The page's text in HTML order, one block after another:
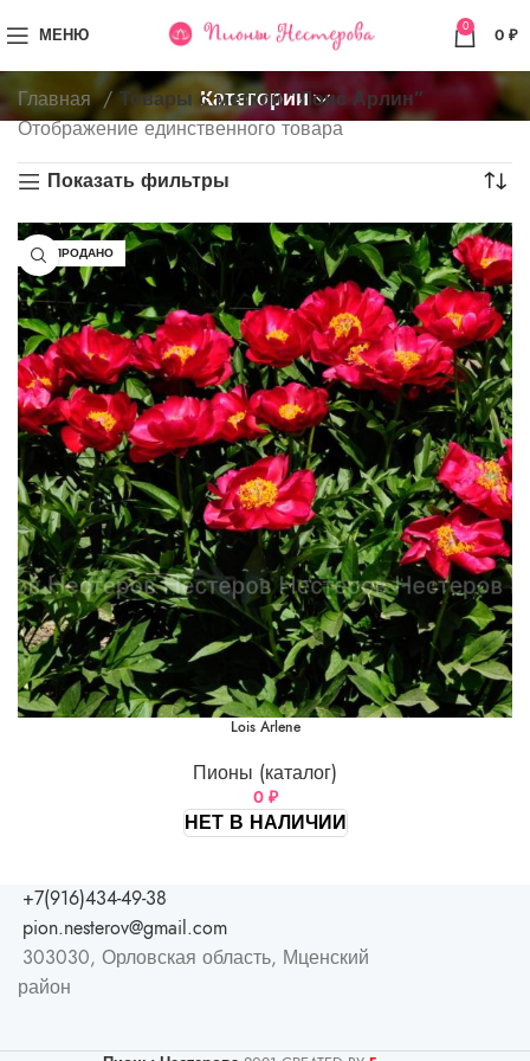
МЕНЮ 0 0 ₽
Категории
Главная
Товары с меткой “Лоис Арлин”
Отображение единственного товара
Показать фильтры
РАСПРОДАНО
Lois Arlene
Пионы (каталог)
0 ₽
НЕТ В НАЛИЧИИ
+7(916)434-49-38
pion.nesterov@gmail.com
303030, Орловская область, Мценский
район